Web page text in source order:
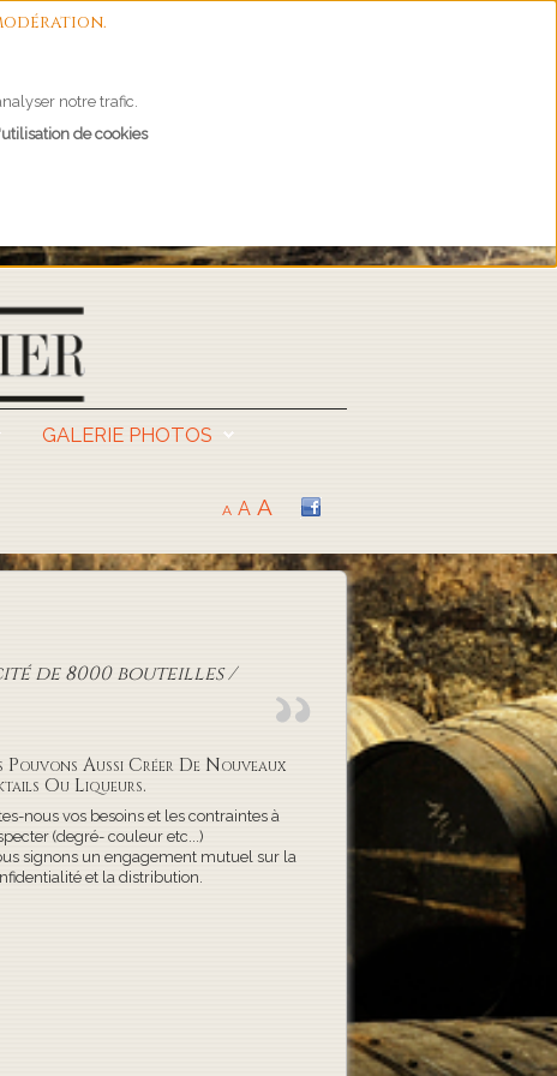
notre trafic.
de cookies
GALERIE PHOTOS
A A A
de 8000 bouteilles /
Pouvons Aussi Créer De Nouveaux
Ou Liqueurs.
nous vos besoins et les contraintes à
(degré- couleur etc...)
signons un engagement mutuel sur la
et la distribution.